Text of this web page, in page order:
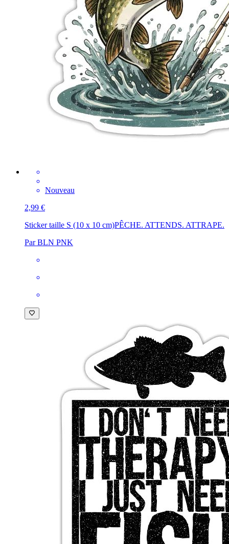
Nouveau
2,99 €
Sticker taille S (10 x 10 cm)PÊCHE. ATTENDS. ATTRAPE.
Par BLN PNK